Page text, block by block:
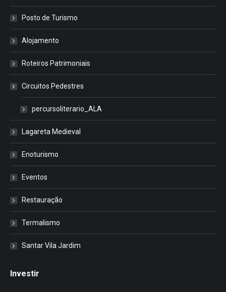
Posto de Turismo
Alojamento
Roteiros Patrimoniais
Circuitos Pedestres
percursoliterario_ALA
Lagareta Medieval
Enoturismo
Eventos
Restauração
Termalismo
Santar Vila Jardim
Investir